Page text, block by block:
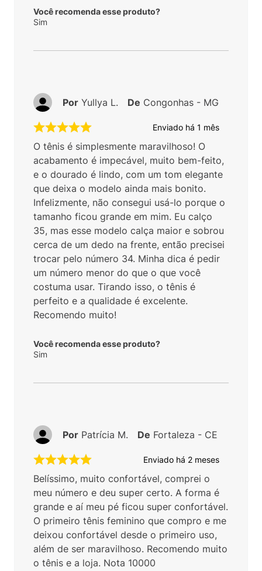
Você recomenda esse produto?
Sim
Enviado há 1 mês
O tênis é simplesmente maravilhoso! O
acabamento é impecável, muito bem-feito,
e o dourado é lindo, com um tom elegante
que deixa o modelo ainda mais bonito.
Infelizmente, não consegui usá-lo porque o
tamanho ficou grande em mim. Eu calço
35, mas esse modelo calça maior e sobrou
cerca de um dedo na frente, então precisei
trocar pelo número 34. Minha dica é pedir
um número menor do que o que você
costuma usar. Tirando isso, o tênis é
perfeito e a qualidade é excelente.
Recomendo muito!
Você recomenda esse produto?
Sim
Por Yullya L. De Congonhas - MG
Enviado há 2 meses
Belíssimo, muito confortável, comprei o
meu número e deu super certo. A forma é
grande e aí meu pé ficou super confortável.
O primeiro tênis feminino que compro e me
deixou confortável desde o primeiro uso,
além de ser maravilhoso. Recomendo muito
o tênis e a loja. Nota 10000
Por Patrícia M. De Fortaleza - CE